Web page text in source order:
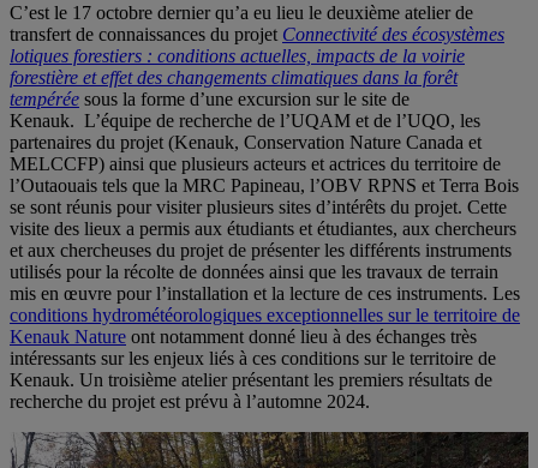
C’est le 17 octobre dernier qu’a eu lieu le deuxième atelier de
transfert de connaissances du projet Connectivité des écosystèmes
lotiques forestiers : conditions actuelles, impacts de la voirie
forestière et effet des changements climatiques dans la forêt
tempérée sous la forme d’une excursion sur le site de
Kenauk. L’équipe de recherche de l’UQAM et de l’UQO, les
partenaires du projet (Kenauk, Conservation Nature Canada et
MELCCFP) ainsi que plusieurs acteurs et actrices du territoire de
l’Outaouais tels que la MRC Papineau, l’OBV RPNS et Terra Bois
se sont réunis pour visiter plusieurs sites d’intérêts du projet. Cette
visite des lieux a permis aux étudiants et étudiantes, aux chercheurs
et aux chercheuses du projet de présenter les différents instruments
utilisés pour la récolte de données ainsi que les travaux de terrain
mis en œuvre pour l’installation et la lecture de ces instruments. Les
conditions hydrométéorologiques exceptionnelles sur le territoire de
Kenauk Nature ont notamment donné lieu à des échanges très
intéressants sur les enjeux liés à ces conditions sur le territoire de
Kenauk. Un troisième atelier présentant les premiers résultats de
recherche du projet est prévu à l’automne 2024.